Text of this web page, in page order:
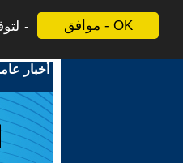
موافق - OK
أخبار